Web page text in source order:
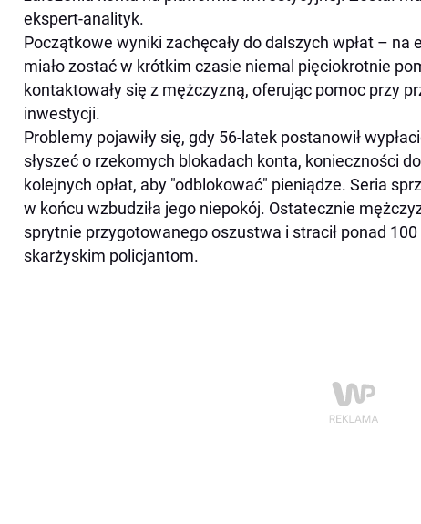
ekspert-analityk.
Początkowe wyniki zachęcały do dalszych wpłat –
miało zostać w krótkim czasie niemal pięciokrotnie
kontaktowały się z mężczyzną, oferując pomoc przy
inwestycji.
Problemy pojawiły się, gdy 56-latek postanowił
słyszeć o rzekomych blokadach konta, konieczności
kolejnych opłat, aby "odblokować" pieniądze. Seria
w końcu wzbudziła jego niepokój. Ostatecznie
sprytnie przygotowanego oszustwa i stracił ponad 100
skarżyskim policjantom.